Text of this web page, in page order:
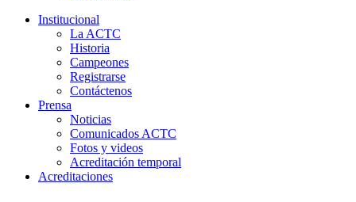
Institucional
La ACTC
Historia
Campeones
Registrarse
Contáctenos
Prensa
Noticias
Comunicados ACTC
Fotos y videos
Acreditación temporal
Acreditaciones